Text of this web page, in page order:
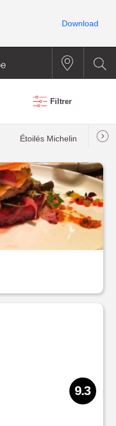
Filtrer
Étoilés Michelin Les
9.3
Download